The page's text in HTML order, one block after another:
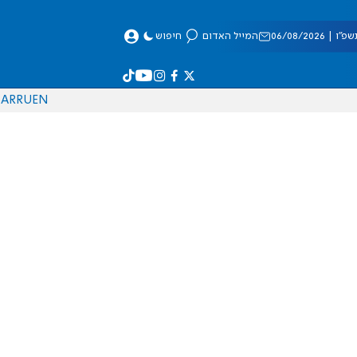
08/2026 המייל האדום חיפוש
EN
RU
AR